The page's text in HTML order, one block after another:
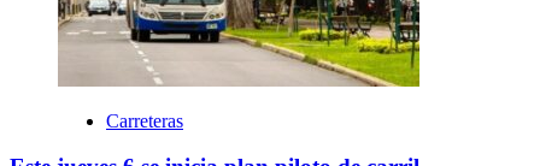
Carreteras